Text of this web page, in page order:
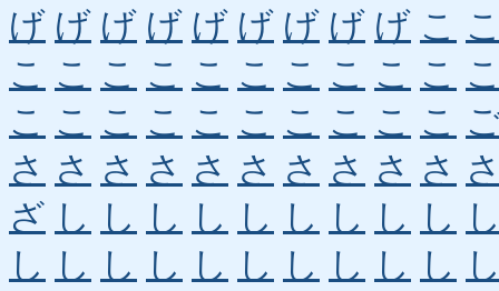
げ げ げ げ げ げ げ げ げ こ
こ こ こ こ こ こ こ こ こ こ
こ こ こ こ こ こ こ こ こ こ
さ さ さ さ さ さ さ さ さ さ
ざ し し し し し し し し し
し し し し し し し し し し